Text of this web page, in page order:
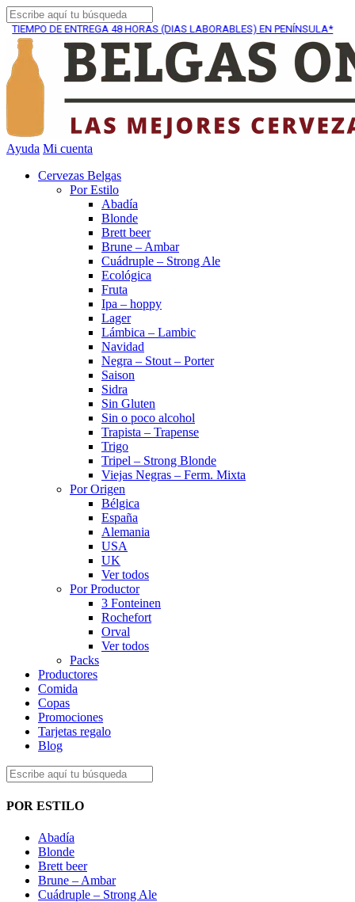
ENTREGA48 HORAS (DIAS LABORABLES) EN PENÍNSULA*
Ayuda Mi cuenta
Cervezas Belgas
Por Estilo
Abadía
Blonde
Brett beer
Brune – Ambar
Cuádruple – Strong Ale
Ecológica
Fruta
Ipa – hoppy
Lager
Lámbica – Lambic
Navidad
Negra – Stout – Porter
Saison
Sidra
Sin Gluten
Sin o poco alcohol
Trapista – Trapense
Trigo
Tripel – Strong Blonde
Viejas Negras – Ferm. Mixta
Por Origen
Bélgica
España
Alemania
USA
UK
Ver todos
Por Productor
3 Fonteinen
Rochefort
Orval
Ver todos
Packs
Productores
Comida
Copas
Promociones
Tarjetas regalo
Blog
POR ESTILO
Abadía
Blonde
Brett beer
Brune – Ambar
Cuádruple – Strong Ale